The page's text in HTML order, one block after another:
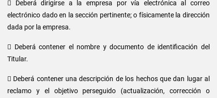
 Deberá dirigirse a la empresa por vía electrónica al correo
electrónico dado en la sección pertinente; o físicamente la dirección
dada por la empresa.
 Deberá contener el nombre y documento de identificación del
Titular.
 Deberá contener una descripción de los hechos que dan lugar al
reclamo y el objetivo perseguido (actualización, corrección o